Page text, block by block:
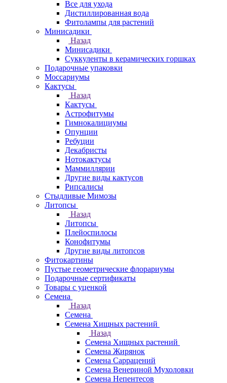
Все для ухода
Дистиллированная вода
Фитолампы для растений
Минисадики
Назад
Минисадики
Суккуленты в керамических горшках
Подарочные упаковки
Моссариумы
Кактусы
Назад
Кактусы
Астрофитумы
Гимнокалициумы
Опунции
Ребуции
Декабристы
Нотокактусы
Маммиллярии
Другие виды кактусов
Рипсалисы
Стыдливые Мимозы
Литопсы
Назад
Литопсы
Плейоспилосы
Конофитумы
Другие виды литопсов
Фитокартины
Пустые геометрические флорариумы
Подарочные сертификаты
Товары с уценкой
Семена
Назад
Семена
Семена Хищных растений
Назад
Семена Хищных растений
Семена Жирянок
Семена Саррацений
Семена Венериной Мухоловки
Семена Непентесов